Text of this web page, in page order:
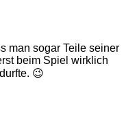
man sogar Teile seiner
beim Spiel wirklich
😉